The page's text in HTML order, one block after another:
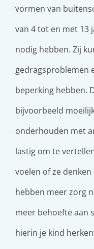
vormen van
van 4 tot en met 13
nodig hebben. Zij
gedragsproblemen
beperking hebben.
bijvoorbeeld
onderhouden met
lastig om te
voelen of ze
hebben meer zorg
meer behoefte aan
hierin je kind